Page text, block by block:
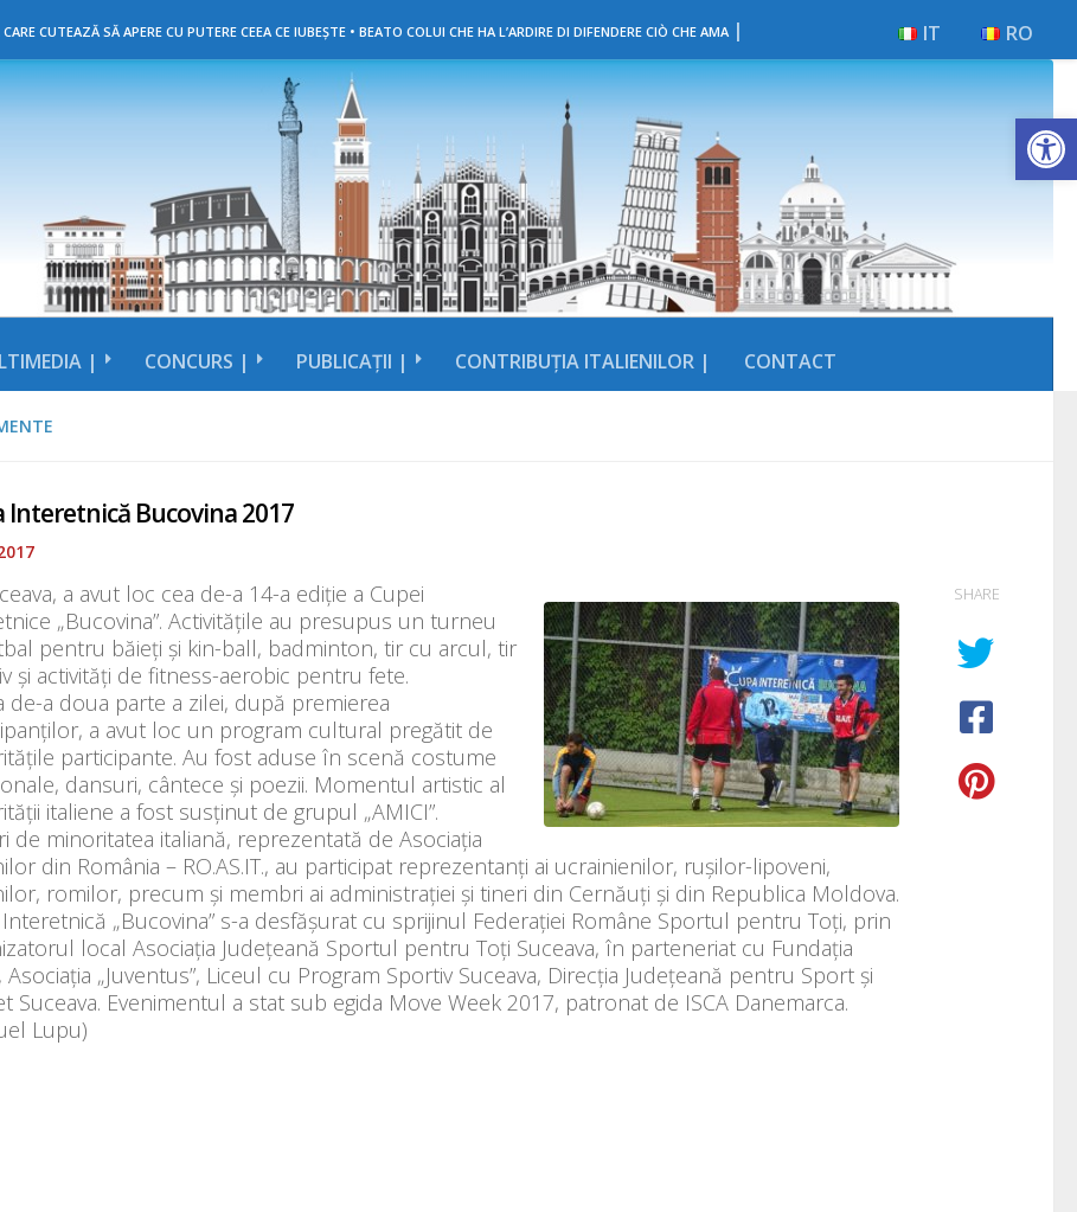
CUTEAZĂ SĂ APERE CU PUTERE CEEA CE IUBEȘTE • BEATO COLUI CHE HA L’ARDIRE DI DIFENDERE CIÒ CHE AMA | RO
IT
| CONCURS | PUBLICAȚII | CONTRIBUȚIA ITALIENILOR | CONTACT
Interetnică Bucovina 2017
a avut loc cea de-a 14-a ediție a Cupei
„Bucovina”. Activitățile au presupus un turneu
pentru băieți și kin-ball, badminton, tir cu arcul, tir
şi activităţi de fitness-aerobic pentru fete.
de-a doua parte a zilei, după premierea
a avut loc un program cultural pregătit de
participante. Au fost aduse în scenă costume
dansuri, cântece și poezii. Momentul artistic al
italiene a fost susținut de grupul „AMICI”.
de minoritatea italiană, reprezentată de Asociația
din România – RO.AS.IT., au participat reprezentanți ai ucrainienilor, rușilor-lipoveni,
romilor, precum și membri ai administraţiei şi tineri din Cernăuţi şi din Republica Moldova.
„Bucovina” s-a desfăşurat cu sprijinul Federaţiei Române Sportul pentru Toţi, prin
local Asociaţia Judeţeană Sportul pentru Toţi Suceava, în parteneriat cu Fundaţia
Asociaţia „Juventus”, Liceul cu Program Sportiv Suceava, Direcţia Judeţeană pentru Sport şi
Suceava. Evenimentul a stat sub egida Move Week 2017, patronat de ISCA Danemarca.
Lupu)
SHARE